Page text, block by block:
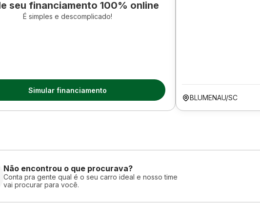
seu financiamento 100% online
É simples e descomplicado!
Simular financiamento
BLUMENAU/SC
Não encontrou o que procurava?
Conta pra gente qual é o seu carro ideal e nosso time
vai procurar para você.